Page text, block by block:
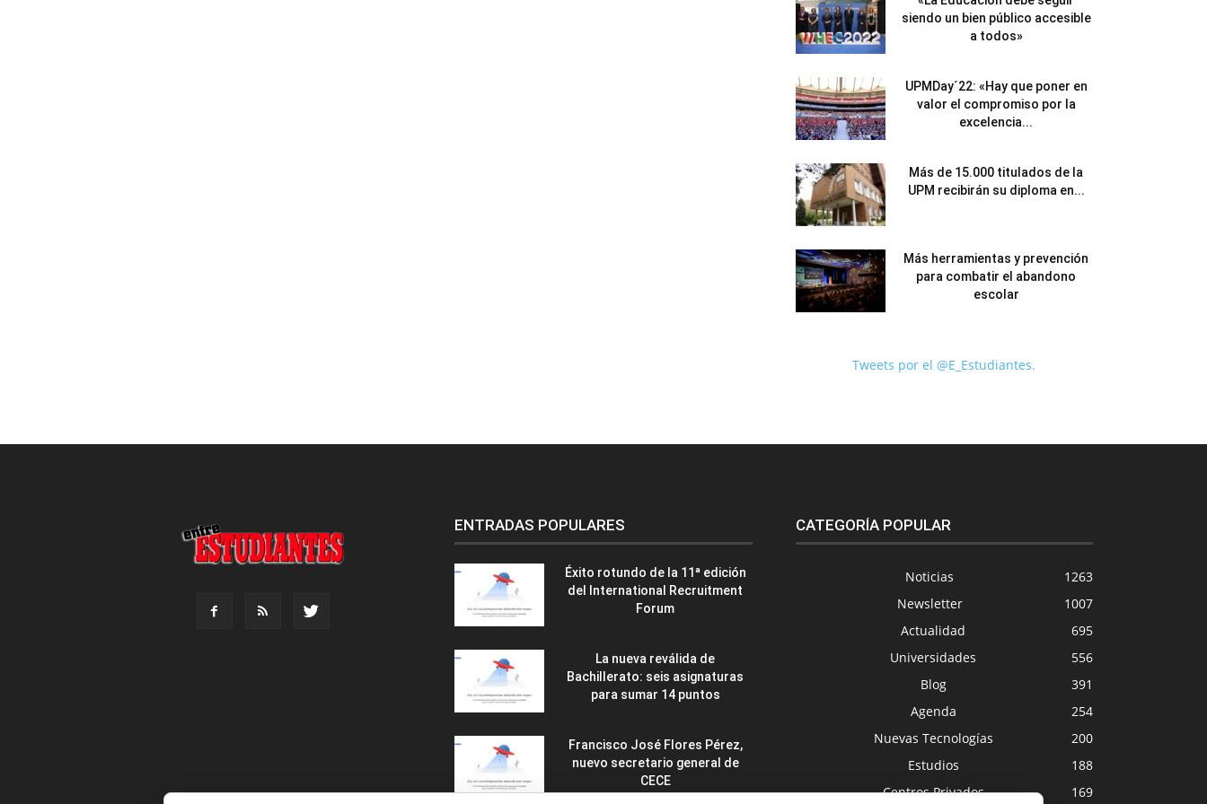
siendo un bien público accesible
a todos»
UPMDay´22: «Hay que poner en
valor el compromiso por la
excelencia...
Más de 15.000 titulados de la
UPM recibirán su diploma en...
Más herramientas y prevención
para combatir el abandono
escolar
Tweets por el @E_Estudiantes.
ENTRADAS POPULARES
Éxito rotundo de la 11ª edición
del International Recruitment
Forum
La nueva reválida de
Bachillerato: seis asignaturas
para sumar 14 puntos
Francisco José Flores Pérez,
nuevo secretario general de
CECE
CATEGORÍA POPULAR
Noticias
1263
Newsletter
1007
Actualidad
695
Universidades
556
Blog
391
Agenda
254
Nuevas Tecnologías
200
Estudios
188
Centros Privados
169